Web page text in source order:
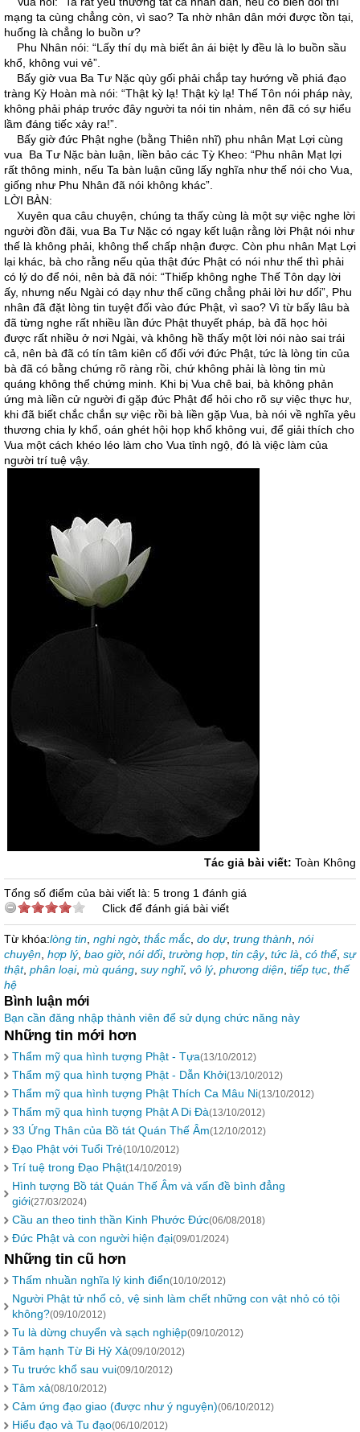
mạng ta cùng chẳng còn, vì sao? Ta nhờ nhân dân mới được tồn tại,
huống là chẳng lo buồn ư?
Phu Nhân nói: “Lấy thí dụ mà biết ân ái biệt ly đều là lo buồn sầu
khổ, không vui vẻ”.
Bấy giờ vua Ba Tư Nặc qùy gối phải chắp tay hướng về phiá đạo
tràng Kỳ Hoàn mà nói: “Thật kỳ lạ! Thật kỳ lạ! Thế Tôn nói pháp này,
không phải pháp trước đây người ta nói tin nhảm, nên đã có sự hiểu
lầm đáng tiếc xảy ra!”.
Bấy giờ đức Phật nghe (bằng Thiên nhĩ) phu nhân Mạt Lợi cùng
vua Ba Tư Nặc bàn luận, liền bảo các Tỳ Kheo: “Phu nhân Mạt lợi
rất thông minh, nếu Ta bàn luận cũng lấy nghĩa như thế nói cho Vua,
giống như Phu Nhân đã nói không khác”.
LỜI BÀN:
Xuyên qua câu chuyện, chúng ta thấy cùng là một sự việc nghe lời
người đồn đãi, vua Ba Tư Nặc có ngay kết luận rằng lời Phật nói như
thế là không phải, không thể chấp nhận được. Còn phu nhân Mạt Lợi
lại khác, bà cho rằng nếu qủa thật đức Phật có nói như thế thì phải
có lý do để nói, nên bà đã nói: “Thiếp không nghe Thế Tôn dạy lời
ấy, nhưng nếu Ngài có dạy như thế cũng chẳng phải lời hư dối”, Phu
nhân đã đặt lòng tin tuyệt đối vào đức Phật, vì sao? Vì từ bấy lâu bà
đã từng nghe rất nhiều lần đức Phật thuyết pháp, bà đã học hỏi
được rất nhiều ở nơi Ngài, và không hề thấy một lời nói nào sai trái
cả, nên bà đã có tín tâm kiên cố đối với đức Phật, tức là lòng tin của
bà đã có bằng chứng rõ ràng rồi, chứ không phải là lòng tin mù
quáng không thể chứng minh. Khi bị Vua chê bai, bà không phản
ứng mà liền cử người đi gặp đức Phật để hỏi cho rõ sự việc thực hư,
khi đã biết chắc chắn sự việc rồi bà liền gặp Vua, bà nói về nghĩa yêu
thương chia ly khổ, oán ghét hội họp khổ không vui, để giải thích cho
Vua một cách khéo léo làm cho Vua tỉnh ngộ, đó là việc làm của
người trí tuệ vậy.
Tác giả bài viết: Toàn Không
Tổng số điểm của bài viết là: 5 trong 1 đánh giá
Click để đánh giá bài viết
Từ khóa:lòng tin nghi ngờ, thắc mắc do dự, trung thành nói
chuyện hợp lý, bao giờ, nói dối, trường hợp tin cậy, tức là có thể, sự
thật, phân loại, mù quáng suy nghĩ, vô lý, phương diện tiếp tục thế
hệ
Bình luận mới
Bạn cần đăng nhập thành viên để sử dụng chức năng này
Những tin mới hơn
Thẩm mỹ qua hình tượng Phật - Tựa(13/10/2012)
Thẩm mỹ qua hình tượng Phật - Dẫn Khởi(13/10/2012)
Thẩm mỹ qua hình tượng Phật Thích Ca Mâu Ni(13/10/2012)
Thẩm mỹ qua hình tượng Phật A Di Đà(13/10/2012)
33 Ứng Thân của Bồ tát Quán Thế Âm(12/10/2012)
Đạo Phật với Tuổi Trẻ(10/10/2012)
Trí tuệ trong Đạo Phật(14/10/2019)
Hình tượng Bồ tát Quán Thế Âm và vấn đề bình đẳng
giới(27/03/2024)
Cầu an theo tinh thần Kinh Phước Đức(06/08/2018)
Đức Phật và con người hiện đại(09/01/2024)
Những tin cũ hơn
Thấm nhuần nghĩa lý kinh điển(10/10/2012)
Người Phật tử nhổ cỏ, vệ sinh làm chết những con vật nhỏ có tội
không?(09/10/2012)
Tu là dừng chuyển và sạch nghiệp(09/10/2012)
Tâm hạnh Từ Bi Hỷ Xả(09/10/2012)
Tu trước khổ sau vui(09/10/2012)
Tâm xả(08/10/2012)
Cảm ứng đạo giao (được như ý nguyện)(06/10/2012)
Hiểu đạo và Tu đạo(06/10/2012)